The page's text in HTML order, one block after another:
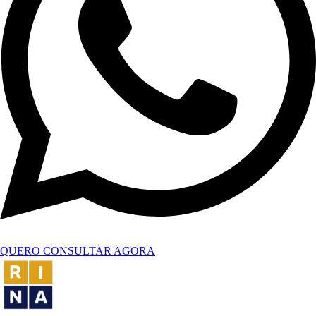
QUERO CONSULTAR AGORA